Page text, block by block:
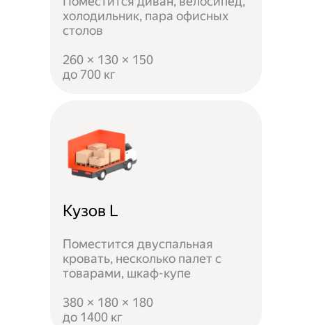
холодильник, пара офисных
столов
260 × 130 × 150
до 700 кг
Кузов L
Поместится двуспальная
кровать, несколько палет с
товарами, шкаф-купе
380 × 180 × 180
до 1400 кг